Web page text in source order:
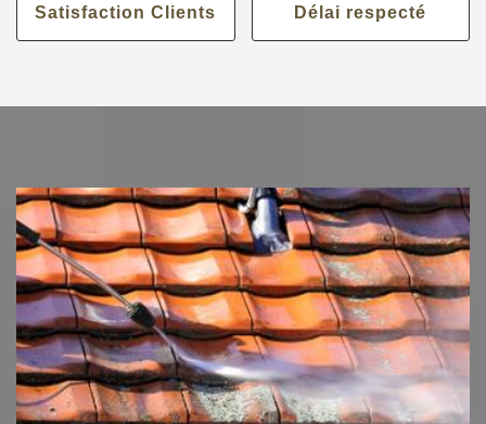
Satisfaction Clients Délai respecté